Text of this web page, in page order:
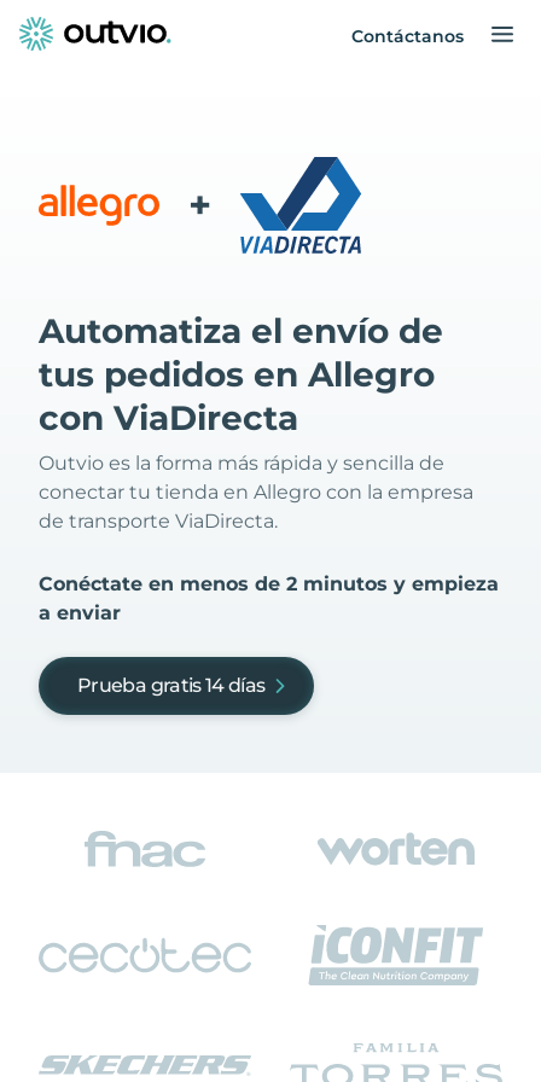
Contáctanos
+
Automatiza el envío de
tus pedidos en Allegro
con ViaDirecta
Outvio es la forma más rápida y sencilla de
conectar tu tienda en Allegro con la empresa
de transporte ViaDirecta.
Conéctate en menos de 2 minutos y empieza
a enviar
Prueba gratis 14 días